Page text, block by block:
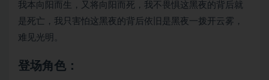
我本向阳而生，又将向阳而死，我不畏惧这黑夜的背后就
是死亡，我只害怕这黑夜的背后依旧是黑夜一拨开云雾，
难见光明。
登场角色：